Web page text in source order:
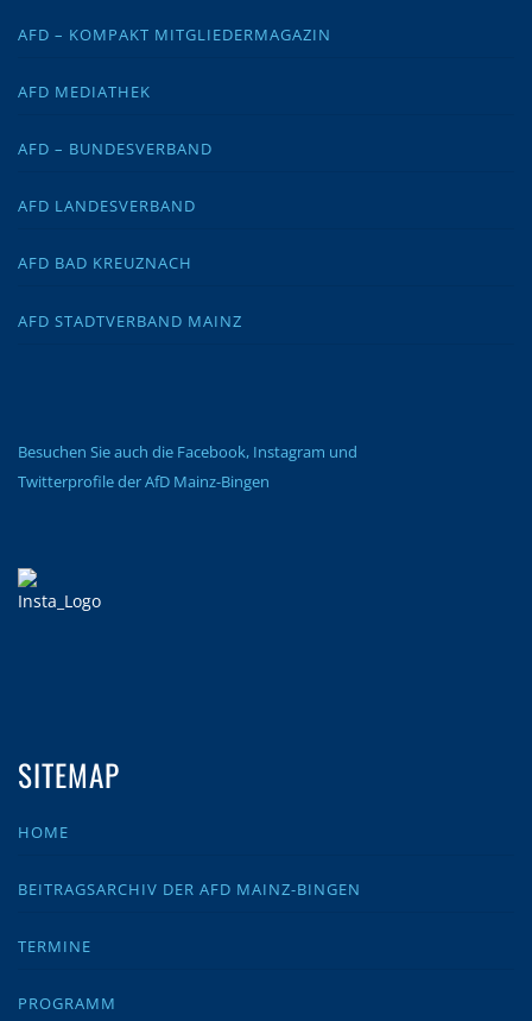
AFD – KOMPAKT MITGLIEDERMAGAZIN
AFD MEDIATHEK
AFD – BUNDESVERBAND
AFD LANDESVERBAND
AFD BAD KREUZNACH
AFD STADTVERBAND MAINZ
Besuchen Sie auch die Facebook, Instagram und
Twitterprofile der AfD Mainz-Bingen
SITEMAP
HOME
BEITRAGSARCHIV DER AFD MAINZ-BINGEN
TERMINE
PROGRAMM